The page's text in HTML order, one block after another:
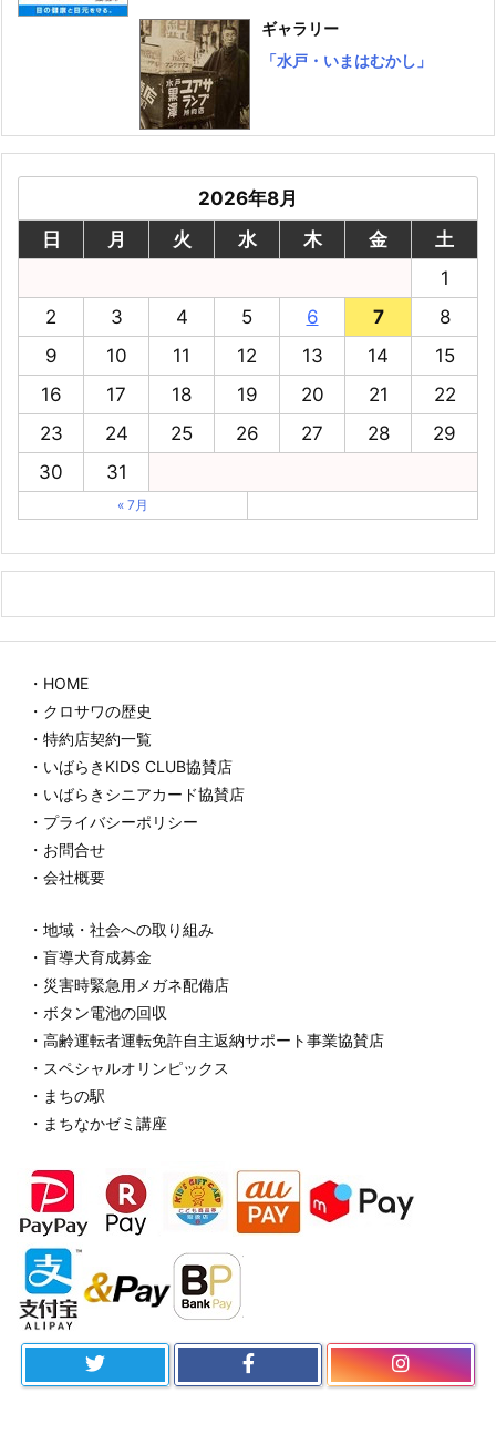
ギャラリー
「水戸・いまはむかし」
2026年8月
日
月 火 水 木 金
土
1
2
3 4 5 6 7
8
9
10 11 12 13 14
15
16
17 18 19 20 21
22
23
24 25 26 27 28
29
30
31
« 7月
・HOME
・クロサワの歴史
・特約店契約一覧
・いばらきKIDS CLUB協賛店
・いばらきシニアカード協賛店
・プライバシーポリシー
・お問合せ
・会社概要
・地域・社会への取り組み
・盲導犬育成募金
・災害時緊急用メガネ配備店
・ボタン電池の回収
・高齢運転者運転免許自主返納サポート事業協賛店
・スペシャルオリンピックス
・まちの駅
・まちなかゼミ講座